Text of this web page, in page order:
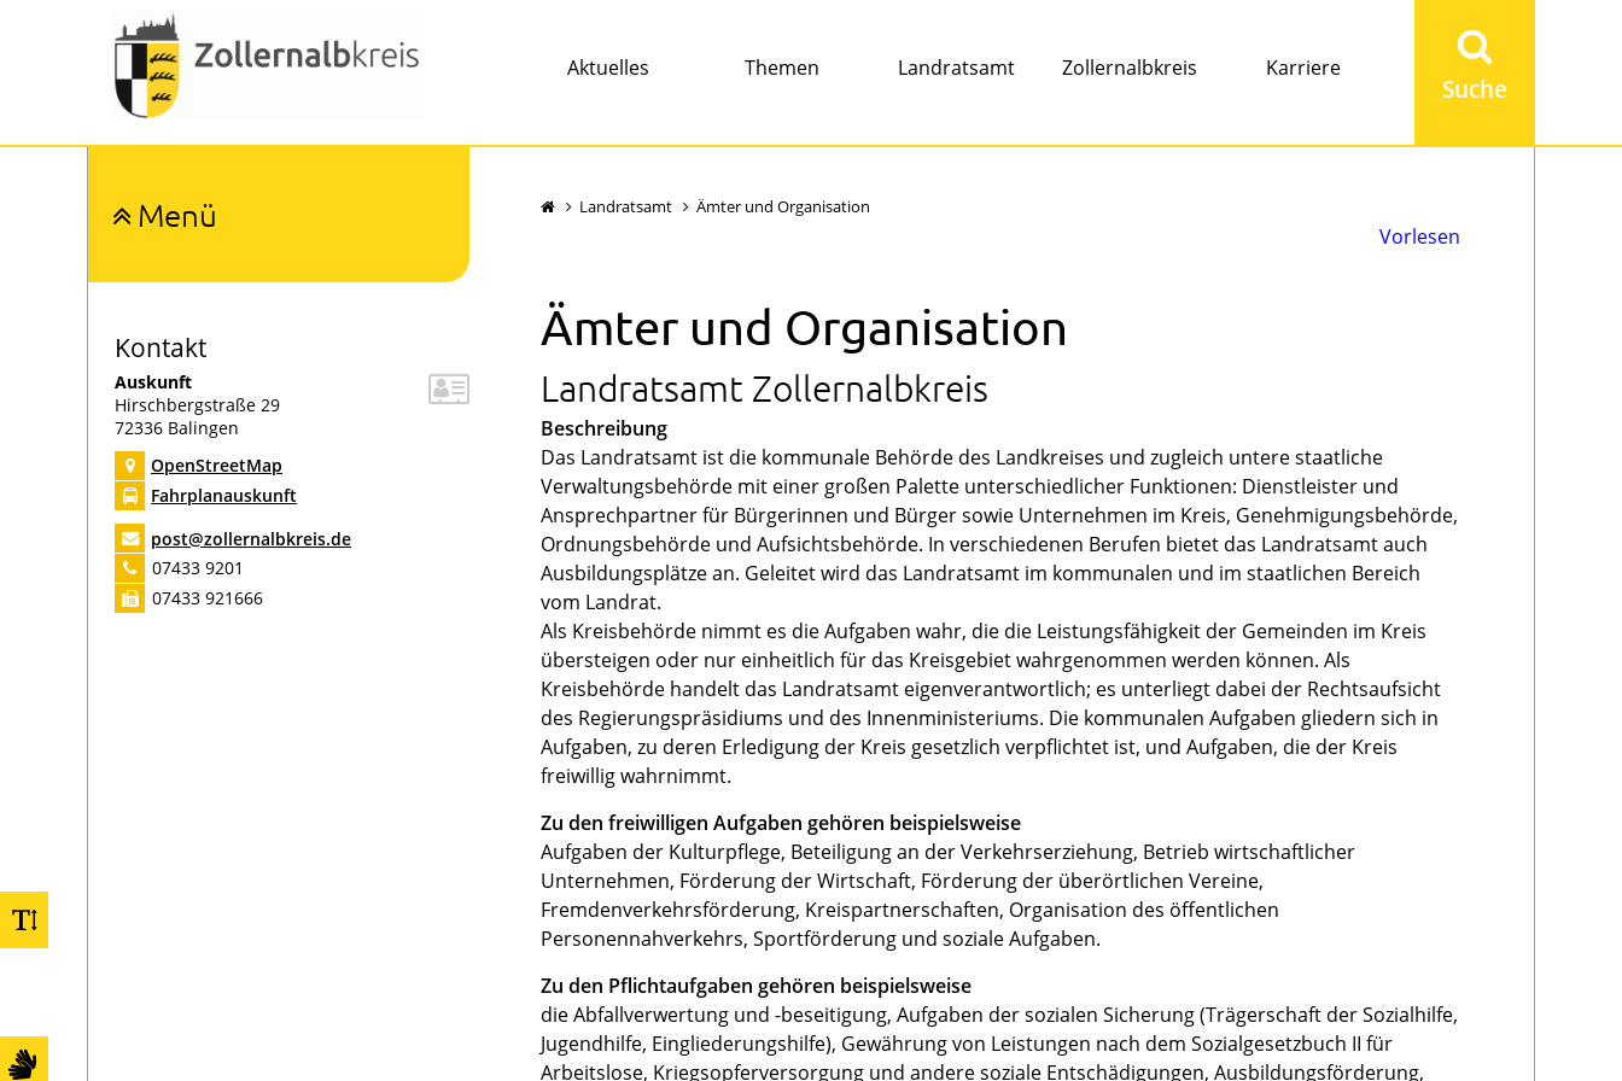
Aktuelles Themen Landratsamt Zollernalbkreis Karriere
eingeben
Menü
Organigramm
Abfallwirtschaft
Bevölkerungsschutz
Bildung
Digitalisierung
Forstamt
Gesundheitsamt
Haupt-, Kultur- und Schulamt
Jugendamt
Kämmerei
Kontakt
Auskunft
Hirschbergstraße 29
72336 Balingen
OpenStreetMap
Fahrplanauskunft
post@zollernalbkreis.de
07433 9201
07433 921666
Landratsamt Ämter und Organisation
Vorlesen
Ämter und Organisation
Landratsamt Zollernalbkreis
Beschreibung
Das Landratsamt ist die kommunale Behörde des Landkreises und zugleich untere staatliche
Verwaltungsbehörde mit einer großen Palette unterschiedlicher Funktionen: Dienstleister und
Ansprechpartner für Bürgerinnen und Bürger sowie Unternehmen im Kreis, Genehmigungsbehörde,
Ordnungsbehörde und Aufsichtsbehörde. In verschiedenen Berufen bietet das Landratsamt auch
Ausbildungsplätze an. Geleitet wird das Landratsamt im kommunalen und im staatlichen Bereich
vom Landrat.
Als Kreisbehörde nimmt es die Aufgaben wahr, die die Leistungsfähigkeit der Gemeinden im Kreis
übersteigen oder nur einheitlich für das Kreisgebiet wahrgenommen werden können. Als
Kreisbehörde handelt das Landratsamt eigenverantwortlich; es unterliegt dabei der Rechtsaufsicht
des Regierungspräsidiums und des Innenministeriums. Die kommunalen Aufgaben gliedern sich in
Aufgaben, zu deren Erledigung der Kreis gesetzlich verpflichtet ist, und Aufgaben, die der Kreis
freiwillig wahrnimmt.
Zu den freiwilligen Aufgaben gehören beispielsweise
Aufgaben der Kulturpflege, Beteiligung an der Verkehrserziehung, Betrieb wirtschaftlicher
Unternehmen, Förderung der Wirtschaft, Förderung der überörtlichen Vereine,
Fremdenverkehrsförderung, Kreispartnerschaften, Organisation des öffentlichen
Personennahverkehrs, Sportförderung und soziale Aufgaben.
Zu den Pflichtaufgaben gehören beispielsweise
die Abfallverwertung und -beseitigung, Aufgaben der sozialen Sicherung (Trägerschaft der Sozialhilfe,
Jugendhilfe, Eingliederungshilfe), Gewährung von Leistungen nach dem Sozialgesetzbuch II für
Arbeitslose, Kriegsopferversorgung und andere soziale Entschädigungen, Ausbildungsförderung,